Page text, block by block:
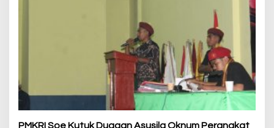
PMKRI Soe Kutuk Dugaan Asusila Oknum Perangkat